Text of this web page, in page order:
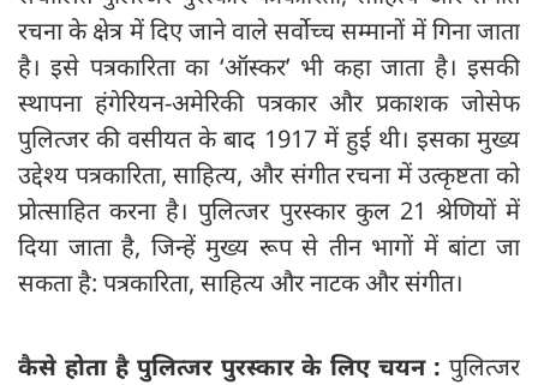
रचना के क्षेत्र में दिए जाने वाले सर्वोच्च सम्मानों में गिना जाता
है। इसे पत्रकारिता का ‘ऑस्कर’ भी कहा जाता है। इसकी
स्थापना हंगेरियन-अमेरिकी पत्रकार और प्रकाशक जोसेफ
पुलित्जर की वसीयत के बाद 1917 में हुई थी। इसका मुख्य
उद्देश्य पत्रकारिता, साहित्य, और संगीत रचना में उत्कृष्टता को
प्रोत्साहित करना है। पुलित्जर पुरस्कार कुल 21 श्रेणियों में
दिया जाता है, जिन्हें मुख्य रूप से तीन भागों में बांटा जा
सकता है: पत्रकारिता, साहित्य और नाटक और संगीत।
कैसे होता है पुलित्जर पुरस्कार के लिए चयन : पुलित्जर